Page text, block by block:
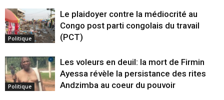
Politique
Le plaidoyer contre la médiocrité au
Congo post parti congolais du travail
(PCT)
Politique
Les voleurs en deuil: la mort de Firmin
Ayessa révèle la persistance des rites
Andzimba au coeur du pouvoir